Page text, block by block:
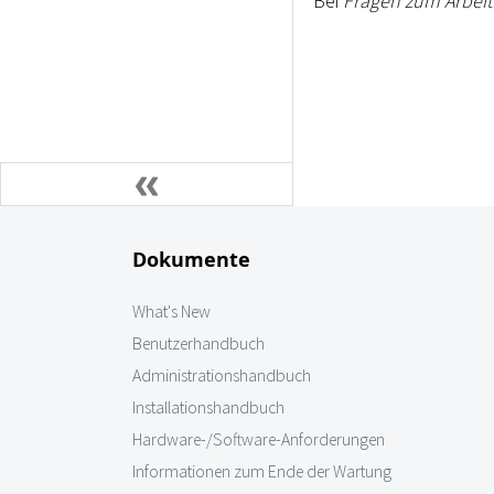
Dokumente
What's New
Benutzerhandbuch
Administrationshandbuch
Installationshandbuch
Hardware-/Software-Anforderungen
Informationen zum Ende der Wartung